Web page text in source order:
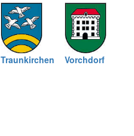
Traunkirchen Vorchdorf